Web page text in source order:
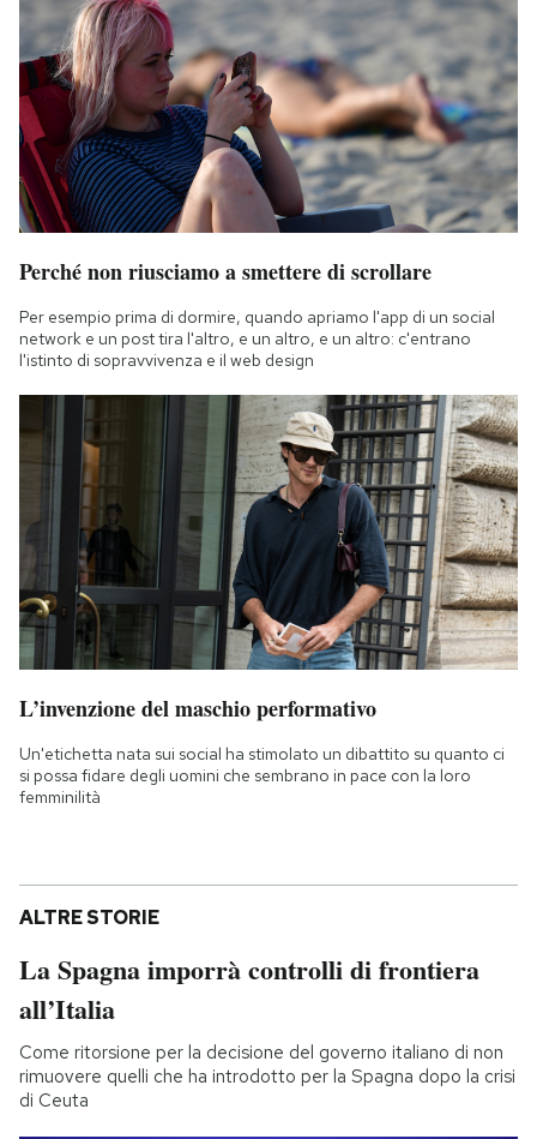
Perché non riusciamo a smettere di scrollare
Per esempio prima di dormire, quando apriamo l'app di un social
network e un post tira l'altro, e un altro, e un altro: c'entrano
l'istinto di sopravvivenza e il web design
L’invenzione del maschio performativo
Un'etichetta nata sui social ha stimolato un dibattito su quanto ci
si possa fidare degli uomini che sembrano in pace con la loro
femminilità
ALTRE STORIE
La Spagna imporrà controlli di frontiera
all’Italia
Come ritorsione per la decisione del governo italiano di non
rimuovere quelli che ha introdotto per la Spagna dopo la crisi
di Ceuta